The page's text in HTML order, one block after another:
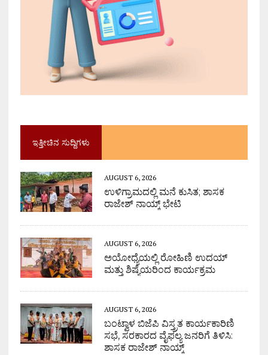
ಇತ್ತೀಚಿನ ಸುದ್ದಿಗಳು
AUGUST 6, 2026
ಉಳಿಗ್ರಾಮದಲ್ಲಿ ಮನೆ ಕುಸಿತ; ಶಾಸಕ
ರಾಜೇಶ್ ನಾಯ್ಕ್ ಭೇಟಿ
AUGUST 6, 2026
ಅಯೋಧ್ಯೆಯಲ್ಲಿ ರೋಹಿಣಿ ಉದಯ್
ಮತ್ತು ಶಿಷ್ಯೆಯರಿಂದ ಕಾರ್ಯಕ್ರಮ
AUGUST 6, 2026
ಬಂಟ್ವಾಳ ಬಿಜೆಪಿ ವಿಸ್ತ್ರತ ಕಾರ್ಯಕಾರಿಣಿ
ಸಭೆ, ಸರಕಾರದ ವೈಫಲ್ಯ ಜನರಿಗೆ ತಿಳಿಸಿ:
ಶಾಸಕ ರಾಜೇಶ್ ನಾಯ್ಕ್